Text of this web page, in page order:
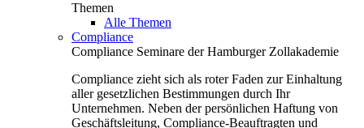
Themen
Alle Themen
Compliance
Compliance Seminare der Hamburger Zollakademie
Compliance zieht sich als roter Faden zur Einhaltung
aller gesetzlichen Bestimmungen durch Ihr
Unternehmen. Neben der persönlichen Haftung von
Geschäftsleitung, Compliance-Beauftragten und